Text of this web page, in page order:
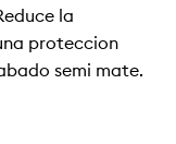
la
protección
semi mate.